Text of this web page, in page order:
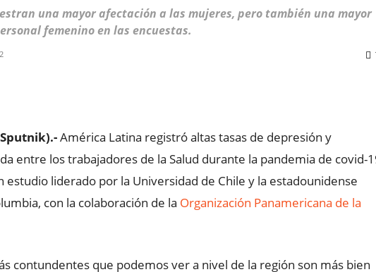
una mayor afectación a las mujeres, pero también una mayor
femenino en las encuestas.
América Latina registró altas tasas de depresión y
entre los trabajadores de la Salud durante la pandemia de covid-
estudio liderado por la Universidad de Chile y la estadounidense
con la colaboración de la Organización Panamericana de la
contundentes que podemos ver a nivel de la región son más bien